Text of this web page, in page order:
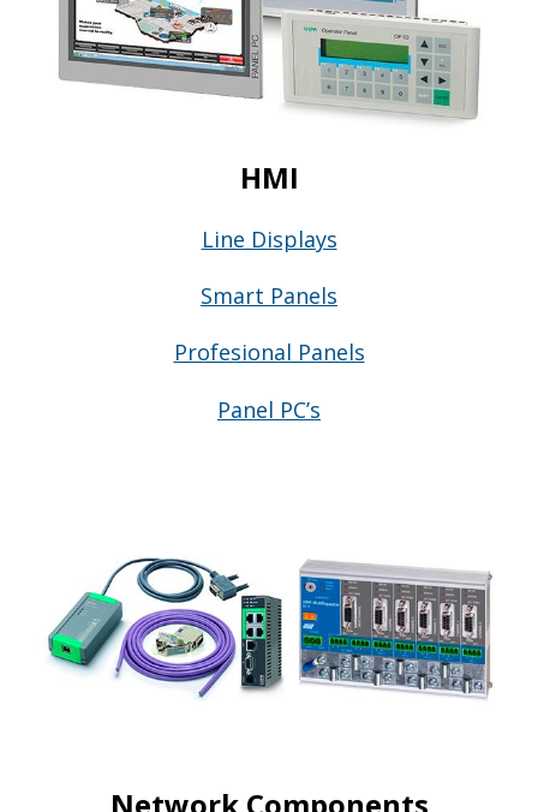
HMI
Line Displays
Smart Panels
Profesional Panels
Panel PC’s